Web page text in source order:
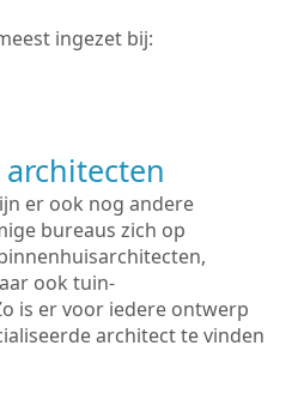
ingezet bij:
er ook nog andere
bureaus zich op
ook tuin-
is er voor iedere ontwerp
architect te vinden